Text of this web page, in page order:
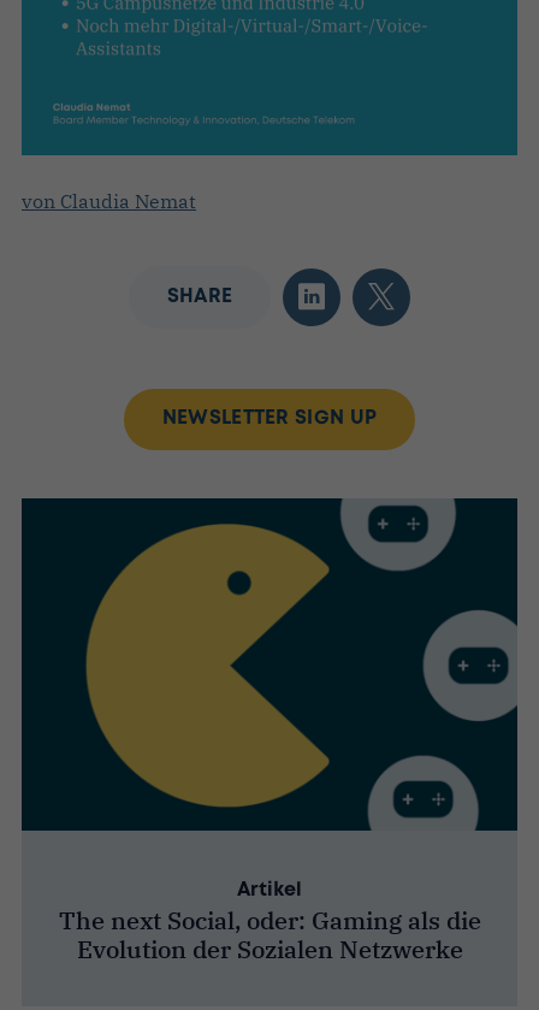
von Claudia Nemat
SHARE
NEWSLETTER SIGN UP
Artikel
The next Social, oder: Gaming als die
Evolution der Sozialen Netzwerke